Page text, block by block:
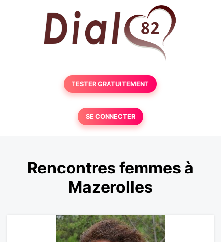
TESTER GRATUITEMENT
SE CONNECTER
Rencontres femmes à
Mazerolles